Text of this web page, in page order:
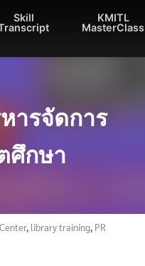
Skill
KMITL
MasterClass
ารจัดการ
ศึกษา
, library training, PR